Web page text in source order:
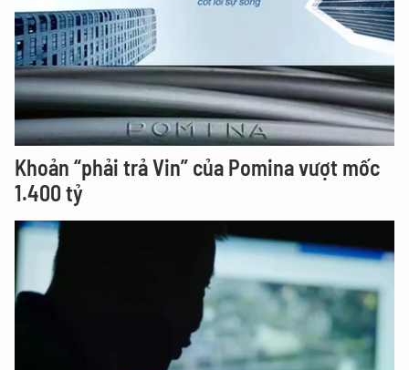
Khoản “phải trả Vin” của Pomina vượt mốc
1.400 tỷ